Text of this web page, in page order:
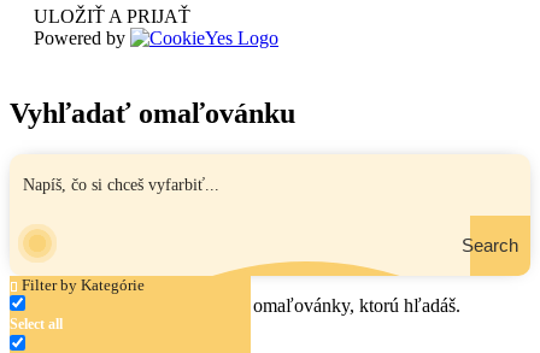
ULOŽIŤ A PRIJAŤ
Powered by
Vyhľadať omaľovánku
Search
Filter by Kategórie
Select all
Zadaj názov, oblasť alebo tému omaľovánky, ktorú hľadáš.